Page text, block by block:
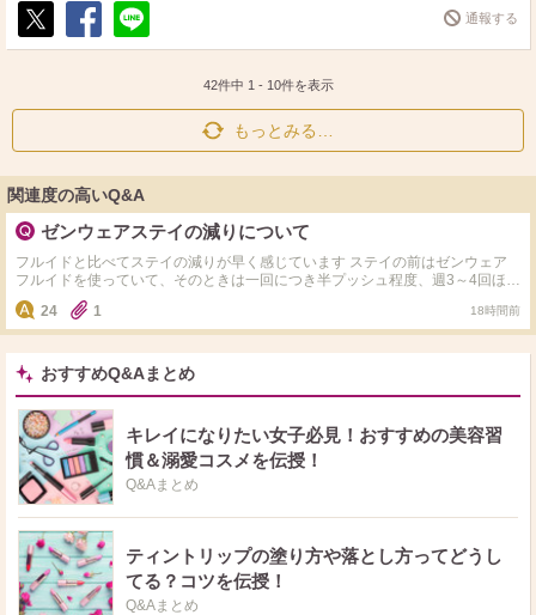
ポ
シ
送
通報する
42件中 1 - 10件を表示
もっとみる…
関連度の高いQ&A
ゼンウェアステイの減りについて
フルイドと比べてステイの減りが早く感じています ステイの前はゼンウェア
フルイドを使っていて、そのときは一回につき半プッシュ程度、週3～4回ほど
お化粧をしていて1年半たっても4分の1ほど残っていました ところが2月後半
にステイを買い、似たような頻度と使用方法で使っているにもかかわらず、数
日動かさずに放置すると半分より少し上くらいのところに線が見えるようにな
りました おそらくこの線まで残量があるのかなと思っているのですが、そう
だとしたら厳密にはまだ半年もたっていないのにフルイドと比べて早すぎませ
んか？ あまり分離しやすいタイプには見えませんが、分離して下の層が線と
して現れているだけでしょうか？ ステイをお持ちの方、この商品に詳しいか
た、どう思われますか？
24 1 18時間前
おすすめQ&Aまとめ
キレイになりたい女子必見！おすすめの美容習
慣＆溺愛コスメを伝授！
Q&Aまとめ
ティントリップの塗り方や落とし方ってどうし
てる？コツを伝授！
Q&Aまとめ